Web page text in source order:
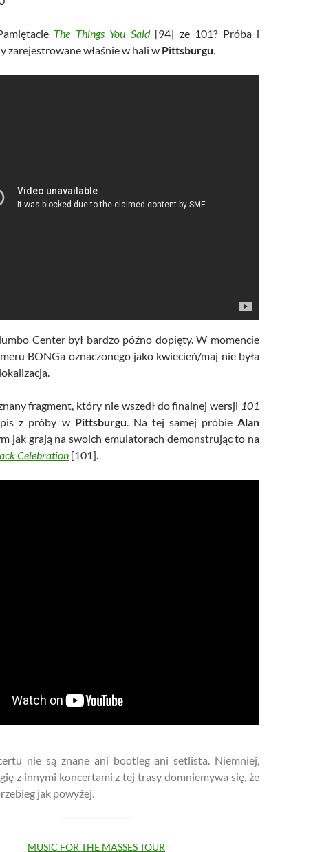
The Things You Said[94] ze 101? Próba i
zarejestrowane właśnie w hali w Pittsburgu.
Center był bardzo późno dopięty. W momencie
BONGa oznaczonego jako kwiecień/maj nie była
fragment, który nie wszedł do finalnej wersji 101
z próby w Pittsburgu . Na tej samej próbie Alan
jak grają na swoich emulatorach demonstrując to na
Celebration [101].
nie są znane ani bootleg ani setlista. Niemniej,
z innymi koncertami z tej trasy domniemywa się, że
jak powyżej.
MUSIC FOR THE MASSES TOUR